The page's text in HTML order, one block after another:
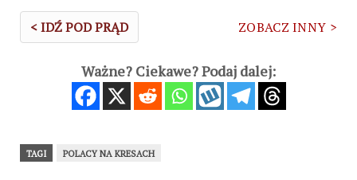
< IDŹ POD PRĄD ZOBACZ INNY >
Ważne? Ciekawe? Podaj dalej:
TAGI POLACY NA KRESACH